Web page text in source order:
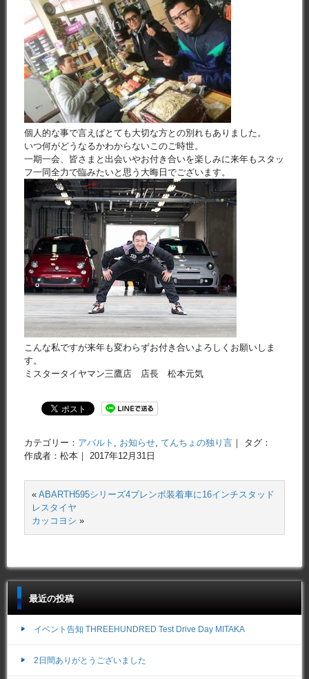
個人的な事で言えばとても大切な方との別れもありました。
いつ何がどうなるかわからないこのご時世。
一期一会、皆さまと出会いやお付き合いを楽しみに来年もスタッ
フ一同全力で臨みたいと思う大晦日でございます。
こんな私ですが来年も変わらずお付き合いよろしくお願いしま
す。
ミスタータイヤマン三鷹店 店長 松本元気
カテゴリー： アバルト お知らせ てんちょの独り言 ｜ タグ：
作成者：松本｜ 2017年12月31日
« ABARTH595シリーズ4ブレンボ装着車に16インチスタッド
レスタイヤ
カッコヨシ »
最近の投稿
イベント告知 THREEHUNDRED Test Drive Day MITAKA
2日間ありがとうございました